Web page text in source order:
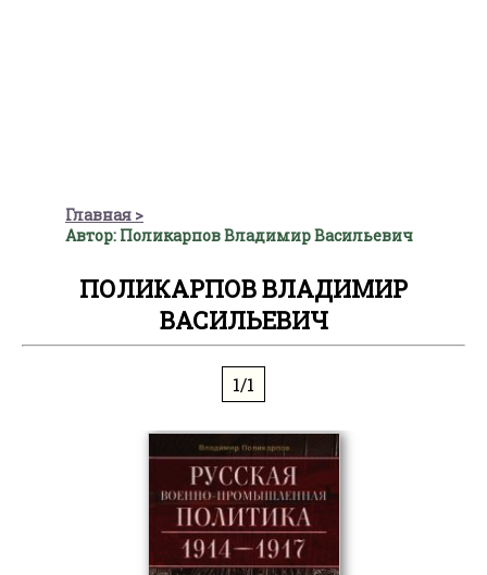
Главная
Автор: Поликарпов Владимир Васильевич
ПОЛИКАРПОВ ВЛАДИМИР
ВАСИЛЬЕВИЧ
1/1